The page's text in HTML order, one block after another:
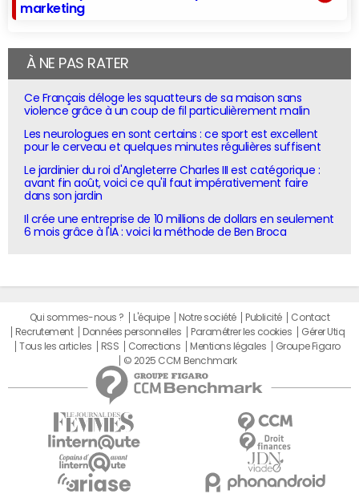
marketing
À NE PAS RATER
Ce Français déloge les squatteurs de sa maison sans
violence grâce à un coup de fil particulièrement malin
Les neurologues en sont certains : ce sport est excellent
pour le cerveau et quelques minutes régulières suffisent
Le jardinier du roi d'Angleterre Charles III est catégorique :
avant fin août, voici ce qu'il faut impérativement faire
dans son jardin
Il crée une entreprise de 10 millions de dollars en seulement
6 mois grâce à l'IA : voici la méthode de Ben Broca
Qui sommes-nous ? L'équipe Notre société Publicité
Contact
Recrutement
Données personnelles Paramétrer les cookies
Gérer Utiq
Tous les articles
RSS Corrections Mentions légales
Groupe Figaro
© 2025 CCM Benchmark